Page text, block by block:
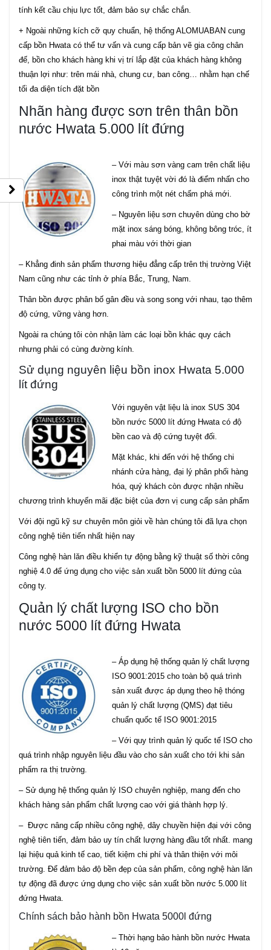
tính kết cầu chịu lực tốt, đảm bảo sự chắc chắn.
+ Ngoài những kích cỡ quy chuẩn, hệ thống ALOMUABAN cung
cấp bồn Hwata có thể tư vấn và cung cấp bản vẽ gia công chân
đế, bồn cho khách hàng khi vị trí lắp đặt của khách hàng không
thuận lợi như: trên mái nhà, chung cư, ban công… nhằm hạn chế
tối đa diện tích đặt bồn
Nhãn hàng được sơn trên thân bồn
nước Hwata 5.000 lít đứng
– Với màu sơn vàng cam trên chất liệu
inox thật tuyệt vời đó là điểm nhấn cho
công trình một nét chấm phá mới.
– Nguyên liệu sơn chuyên dùng cho bờ
mặt inox sáng bóng, không bông tróc, ít
phai màu với thời gian
– Khẳng đinh sản phẩm thương hiệu đẳng cấp trên thị trường Việt
Nam cũng như các tỉnh ở phía Bắc, Trung, Nam.
Thân bồn được phân bố gân đều và song song với nhau, tạo thêm
độ cứng, vững vàng hơn.
Ngoài ra chúng tôi còn nhận làm các loại bồn khác quy cách
nhưng phải có cùng đường kính.
Sử dụng nguyên liệu bồn inox Hwata 5.000
lít đứng
Với nguyên vật liệu là inox SUS 304
bồn nước 5000 lít đứng Hwata có độ
bền cao và độ cứng tuyệt đối.
Mặt khác, khi đến với hệ thống chi
nhánh cửa hàng, đại lý phân phối hàng
hóa, quý khách còn được nhận nhiều
chương trình khuyến mãi đặc biệt của đơn vị cung cấp sản phẩm
Với đội ngũ kỹ sư chuyên môn giỏi về hàn chúng tôi đã lựa chọn
công nghệ tiên tiến nhất hiện nay
Công nghệ hàn lăn điều khiển tự động bằng kỹ thuật số thời công
nghiệ 4.0 để ứng dụng cho việc sản xuất bồn 5000 lít đứng của
công ty.
Quản lý chất lượng ISO cho bồn
nước 5000 lít đứng Hwata
– Áp dụng hệ thống quản lý chất lượng
ISO 9001:2015 cho toàn bộ quá trình
sản xuất được áp dụng theo hệ thóng
quản lý chất lượng (QMS) đạt tiêu
chuẩn quốc tế ISO 9001:2015
– Với quy trình quản lý quốc tế ISO cho
quá trình nhập nguyên liệu đầu vào cho sản xuất cho tới khi sản
phẩm ra thị trường.
– Sử dụng hệ thống quản lý ISO chuyên nghiệp, mang đến cho
khách hàng sản phẩm chất lượng cao với giá thành hợp lý.
– Được nâng cấp nhiều công nghệ, dây chuyền hiện đại với công
nghệ tiên tiến, đảm bảo uy tín chất lượng hàng đầu tốt nhất. mang
lại hiệu quả kinh tế cao, tiết kiệm chi phí và thân thiện với môi
trường. Để đảm bảo độ bền đẹp của sản phẩm, công nghệ hàn lăn
tự động đã được ứng dụng cho việc sản xuất bồn nước 5.000 lít
đứng Hwata.
Chính sách bảo hành bồn Hwata 5000l đứng
– Thời hạng bảo hành bồn nước Hwata